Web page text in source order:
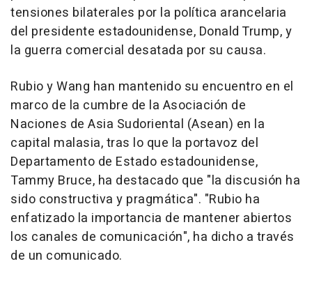
tensiones bilaterales por la política arancelaria
del presidente estadounidense, Donald Trump, y
la guerra comercial desatada por su causa.
Rubio y Wang han mantenido su encuentro en el
marco de la cumbre de la Asociación de
Naciones de Asia Sudoriental (Asean) en la
capital malasia, tras lo que la portavoz del
Departamento de Estado estadounidense,
Tammy Bruce, ha destacado que "la discusión ha
sido constructiva y pragmática". "Rubio ha
enfatizado la importancia de mantener abiertos
los canales de comunicación", ha dicho a través
de un comunicado.